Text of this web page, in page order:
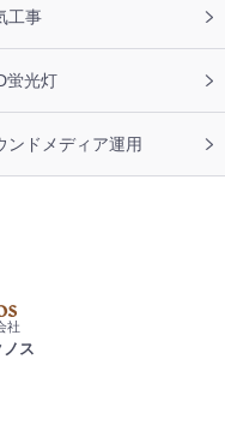
工事
蛍光灯
ンドメディア運用
社
ス